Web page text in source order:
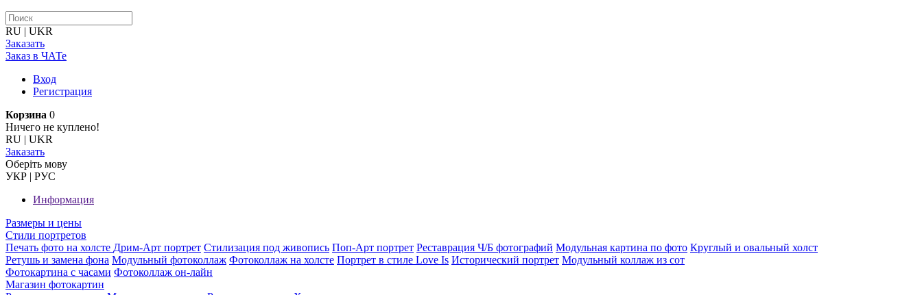
RU | UKR
Заказать
Заказ в ЧАТе
Вход
Регистрация
Корзина 0
Ничего не куплено!
RU | UKR
Заказать
Оберiть мову
УКР | РУС
Информация
Размеры и цены
Стили портретов
Печать фото на холсте Дрим-Арт портрет Стилизация под живопись Поп-Арт портрет Реставрация Ч/Б фотографий Модульная картина по фото Круглый и овальный холст
Ретушь и замена фона Модульный фотоколлаж Фотоколлаж на холсте Портрет в стиле Love Is Исторический портрет Модульный коллаж из сот
Фотокартина с часами Фотоколлаж он-лайн
Магазин фотокартин